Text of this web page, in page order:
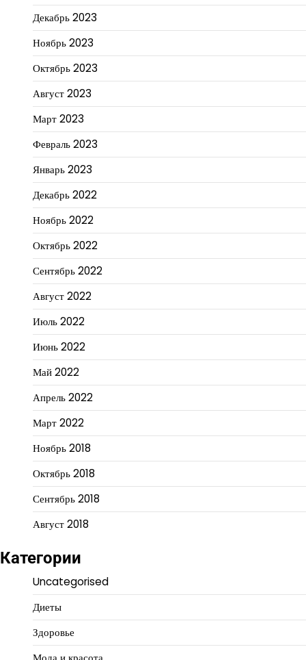
Декабрь 2023
Ноябрь 2023
Октябрь 2023
Август 2023
Март 2023
Февраль 2023
Январь 2023
Декабрь 2022
Ноябрь 2022
Октябрь 2022
Сентябрь 2022
Август 2022
Июль 2022
Июнь 2022
Май 2022
Апрель 2022
Март 2022
Ноябрь 2018
Октябрь 2018
Сентябрь 2018
Август 2018
Категории
Uncategorised
Диеты
Здоровье